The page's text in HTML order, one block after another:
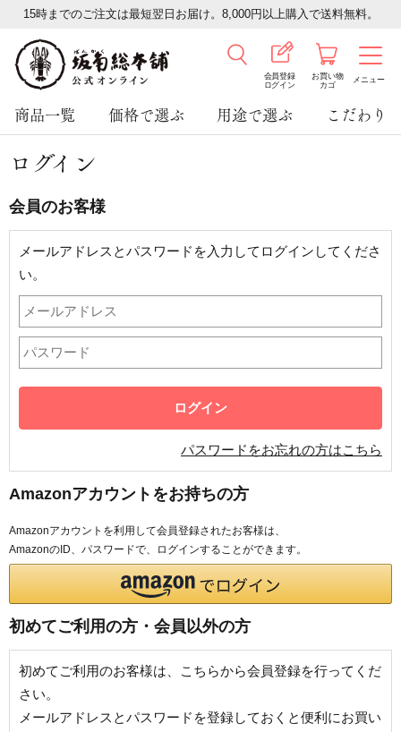
15時までのご注文は最短翌日お届け。8,000円以上購入で送料無料。
会員登録
ログイン
お買い物
カゴ
メニュー
商品一覧 価格で選ぶ 用途で選ぶ こだわり
ログイン
会員のお客様
メールアドレスとパスワードを入力してログインしてくださ
い。
パスワードをお忘れの方はこちら
Amazonアカウントをお持ちの方
Amazonアカウントを利用して会員登録されたお客様は、
AmazonのID、パスワードで、ログインすることができます。
初めてご利用の方・会員以外の方
初めてご利用のお客様は、こちらから会員登録を行ってくだ
さい。
メールアドレスとパスワードを登録しておくと便利にお買い